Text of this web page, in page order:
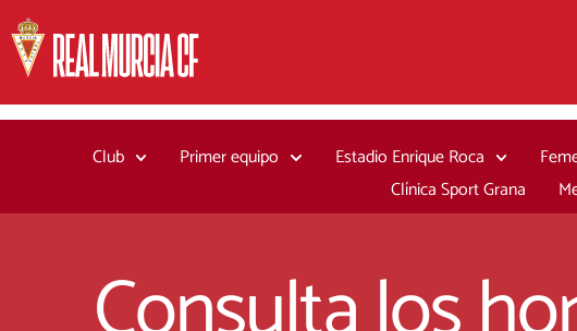
al
contenido
Club Primer equipo Estadio Enrique Roca
Clínica Sport Grana